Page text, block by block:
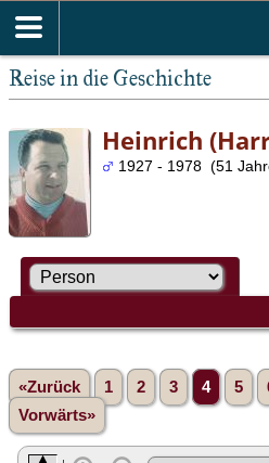
Reise in die Geschichte
Heinrich
1927 - 1978 (51
«Zurück 1 2 3 4 5
Vorwärts»